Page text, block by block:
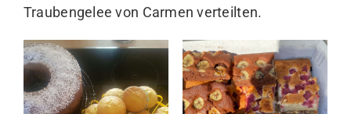
Traubengelee von Carmen verteilten.